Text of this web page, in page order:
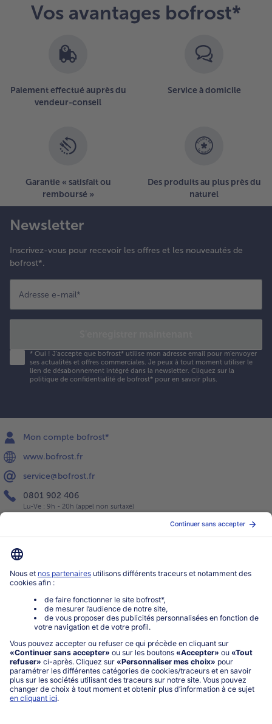
Vos avantages bofrost*
Paiement effectué auprès du
vendeur-conseil
Service à domicile
Garantie « satisfait ou
remboursé »
Des produits au plus près du
naturel
Newsletter
Inscrivez-vous pour recevoir les offres et les nouveautés de
bofrost*.
Adresse e-mail*
* Oui ! J'accepte que bofrost* utilise mon adresse email pour m'envoyer
ses actualités et offres commerciales. Je peux à tout moment utiliser le
lien de désabonnement intégré dans la newsletter. Cliquez sur la
politique de confidentialité de bofrost* pour en savoir plus.
Mon compte bofrost*
www.bofrost.fr
service@bofrost.fr
0801 902 406
Lu-Ve : 9h - 20h (appel non surtaxé)
Service
À propos de bofrost*